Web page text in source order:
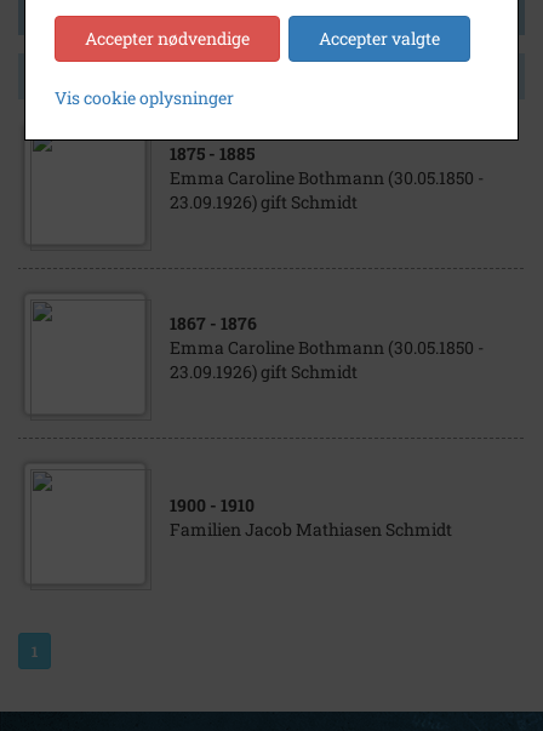
1875 - 1885
Emma Caroline Bothmann (30.05.1850 -
23.09.1926) gift Schmidt
1867 - 1876
Emma Caroline Bothmann (30.05.1850 -
23.09.1926) gift Schmidt
1900 - 1910
Familien Jacob Mathiasen Schmidt
1
Accepter nødvendige Accepter valgte
Vis cookie oplysninger